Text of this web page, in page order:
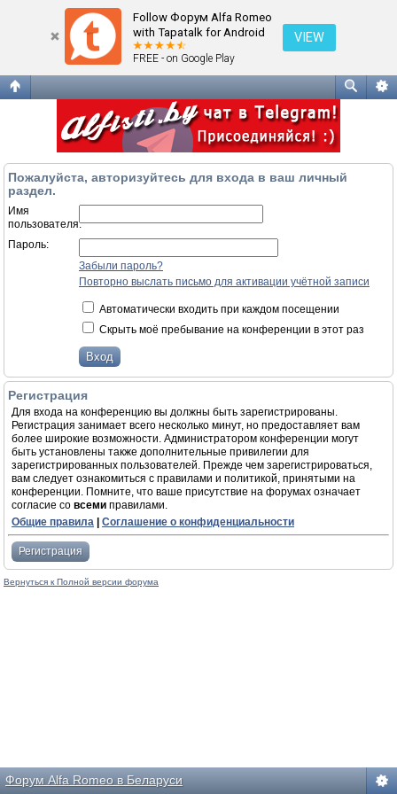
Follow Форум Alfa Romeo
with Tapatalk for Android
FREE - on Google Play
VIEW
Пожалуйста, авторизуйтесь для входа в ваш личный
раздел.
Имя
пользователя:
Пароль:
Забыли пароль?
Повторно выслать письмо для активации учётной записи
Автоматически входить при каждом посещении
Скрыть моё пребывание на конференции в этот раз
Регистрация
Для входа на конференцию вы должны быть зарегистрированы.
Регистрация занимает всего несколько минут, но предоставляет вам
более широкие возможности. Администратором конференции могут
быть установлены также дополнительные привилегии для
зарегистрированных пользователей. Прежде чем зарегистрироваться,
вам следует ознакомиться с правилами и политикой, принятыми на
конференции. Помните, что ваше присутствие на форумах означает
согласие со всеми правилами.
Общие правила
Соглашение о конфиденциальности
Регистрация
Вернуться к Полной версии форума
Форум Alfa Romeo в Беларуси